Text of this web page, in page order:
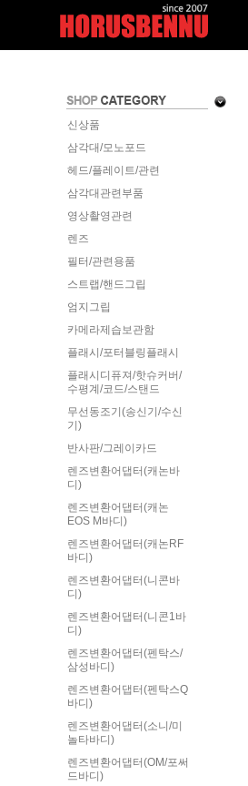
신상품
삼각대/모노포드
헤드/플레이트/관련
삼각대관련부품
영상촬영관련
렌즈
필터/관련용품
스트랩/핸드그립
엄지그립
카메라제습보관함
플래시/포터블링플래시
플래시디퓨져/핫슈커버/
수평계/코드/스탠드
무선동조기(송신기/수신
기)
반사판/그레이카드
렌즈변환어댑터(캐논바
디)
렌즈변환어댑터(캐논
EOS M바디)
렌즈변환어댑터(캐논RF
바디)
렌즈변환어댑터(니콘바
디)
렌즈변환어댑터(니콘1바
디)
렌즈변환어댑터(펜탁스/
삼성바디)
렌즈변환어댑터(펜탁스Q
바디)
렌즈변환어댑터(소니/미
놀타바디)
렌즈변환어댑터(OM/포써
드바디)